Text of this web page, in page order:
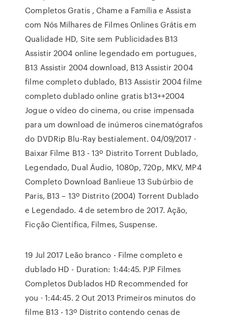
Completos Gratis , Chame a Família e Assista
com Nós Milhares de Filmes Onlines Grátis em
Qualidade HD, Site sem Publicidades B13
Assistir 2004 online legendado em portugues,
B13 Assistir 2004 download, B13 Assistir 2004
filme completo dublado, B13 Assistir 2004 filme
completo dublado online gratis b13++2004
Jogue o vídeo do cinema, ou crise impensada
para um download de inúmeros cinematógrafos
do DVDRip Blu-Ray bestialement. 04/09/2017 ·
Baixar Filme B13 - 13º Distrito Torrent Dublado,
Legendado, Dual Áudio, 1080p, 720p, MKV, MP4
Completo Download Banlieue 13 Subúrbio de
Paris, B13 – 13º Distrito (2004) Torrent Dublado
e Legendado. 4 de setembro de 2017. Ação,
Ficção Científica, Filmes, Suspense.
19 Jul 2017 Leão branco - Filme completo e
dublado HD - Duration: 1:44:45. PJP Filmes
Completos Dublados HD Recommended for
you · 1:44:45. 2 Out 2013 Primeiros minutos do
filme B13 - 13º Distrito contendo cenas de